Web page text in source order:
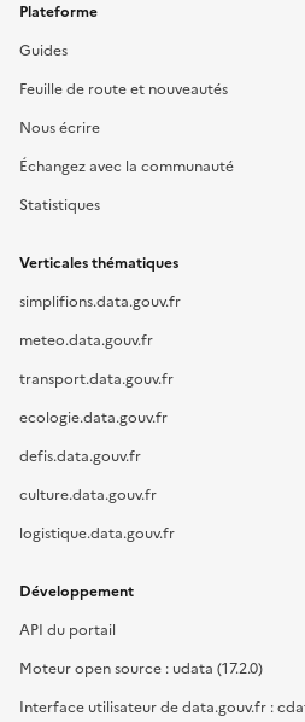
Plateforme
Guides
Feuille de route et nouveautés
Nous écrire
Échangez avec la communauté
Statistiques
Verticales thématiques
simplifions.data.gouv.fr
meteo.data.gouv.fr
transport.data.gouv.fr
ecologie.data.gouv.fr
defis.data.gouv.fr
culture.data.gouv.fr
logistique.data.gouv.fr
Développement
API du portail
Moteur open source : udata (17.2.0)
Interface utilisateur de data.gouv.fr :